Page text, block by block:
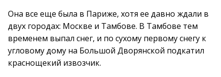
Она все еще была в Париже, хотя ее давно ждали в
двух городах: Москве и Тамбове. В Тамбове тем
временем выпал снег, и по сухому первому снегу к
угловому дому на Большой Дворянской подкатил
краснощекий извозчик.